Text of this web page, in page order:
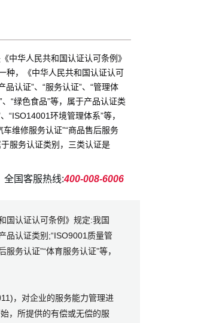
中华人民共和国认证认可条例》
种，《中华人民共和国认证认可
认证”、“服务认证”、“管理体
、“绿色食品”等，属于产品认证类
“ISO14001环境管理体系”等，
维修服务认证”“商品售后服务
服务认证类别，三类认证是
全国客服热线:400-008-6006
国认证认可条例》规定:我国
品认证类别;“ISO9001质量管
务认证”“体育服务认证”等，
，对企业的服务能力管理进
，所提供的有偿或无偿的服